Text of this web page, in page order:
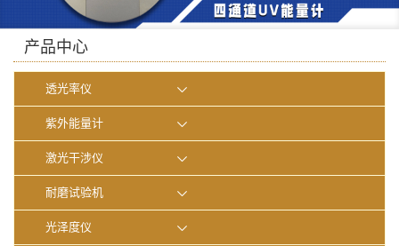
光学实验室
产品中心
透光率仪
紫外能量计
激光干涉仪
耐磨试验机
光泽度仪